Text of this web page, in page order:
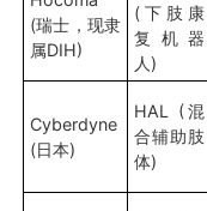
(瑞士，现隶
属DIH)
(下肢康
复机器
人)
Cyberdyne
(日本)
HAL (混
合辅助肢
体)